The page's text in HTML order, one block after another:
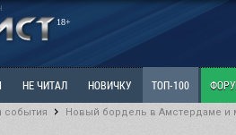
18+
НЕ ЧИТАЛ НОВИЧКУ ТОП-100
Ветка: Наболевшее. Выскажись!
события Новый бордель в Амстердаме и